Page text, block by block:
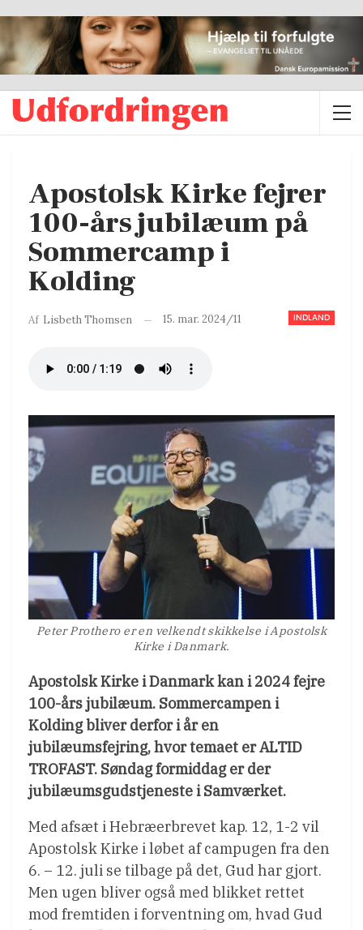
Apostolsk Kirke fejrer
100-års jubilæum på
Sommercamp i
Kolding
INDLAND
Af Lisbeth Thomsen 15. mar. 2024/11
Peter Prothero er en velkendt skikkelse i Apostolsk
Kirke i Danmark.
Apostolsk Kirke i Danmark kan i 2024 fejre
100-års jubilæum. Sommercampen i
Kolding bliver derfor i år en
jubilæumsfejring, hvor temaet er ALTID
TROFAST. Søndag formiddag er der
jubilæumsgudstjeneste i Samværket.
Med afsæt i Hebræerbrevet kap. 12, 1-2 vil
Apostolsk Kirke i løbet af campugen fra den
6. – 12. juli se tilbage på det, Gud har gjort.
Men ugen bliver også med blikket rettet
mod fremtiden i forventning om, hvad Gud